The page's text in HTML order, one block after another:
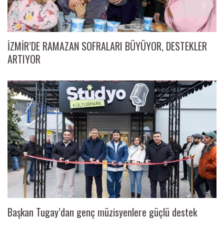
İZMİR’DE RAMAZAN SOFRALARI BÜYÜYOR, DESTEKLER
ARTIYOR
Başkan Tugay’dan genç müzisyenlere güçlü destek